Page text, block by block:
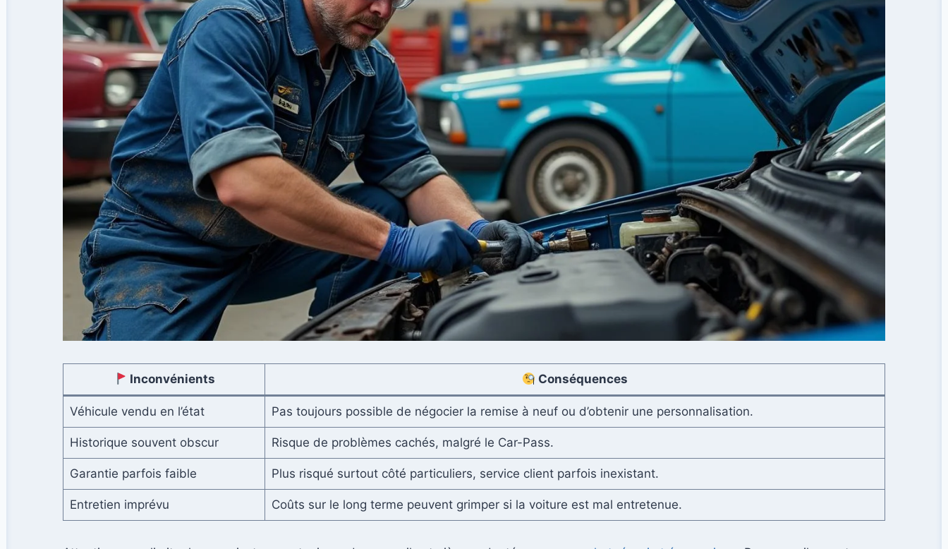
Inconvénients Conséquences
Véhicule vendu en l’état Pas toujours possible de négocier la remise à neuf ou d’obtenir une personnalisation.
Historique souvent obscur Risque de problèmes cachés, malgré le Car-Pass.
Garantie parfois faible Plus risqué surtout côté particuliers, service client parfois inexistant.
Entretien imprévu Coûts sur le long terme peuvent grimper si la voiture est mal entretenue.